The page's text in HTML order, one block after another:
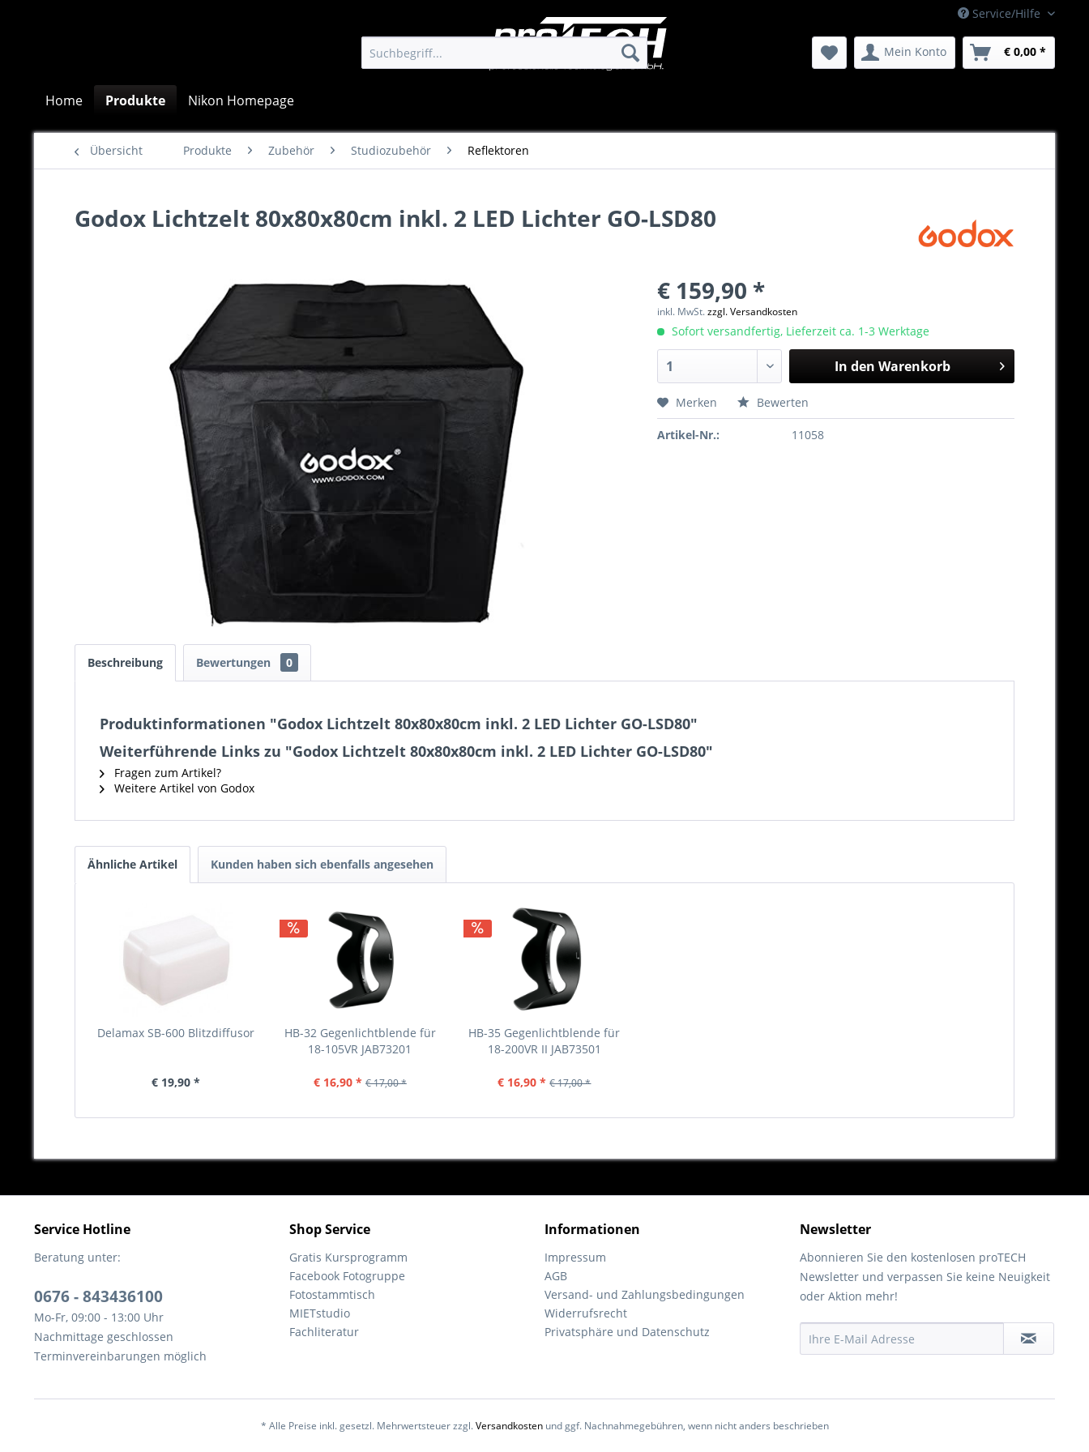
Service/Hilfe
Mein Konto € 0,00 *
Home Produkte Nikon Homepage
Übersicht Produkte Zubehör Studiozubehör Reflektoren
Godox Lichtzelt 80x80x80cm inkl. 2 LED Lichter GO-LSD80
€ 159,90 *
inkl. MwSt.zzgl. Versandkosten
Sofort versandfertig, Lieferzeit ca. 1-3 Werktage
In den Warenkorb
Merken Bewerten
Artikel-Nr.: 11058
Beschreibung Bewertungen 0
Produktinformationen "Godox Lichtzelt 80x80x80cm inkl. 2 LED Lichter GO-LSD80"
Weiterführende Links zu "Godox Lichtzelt 80x80x80cm inkl. 2 LED Lichter GO-LSD80"
Fragen zum Artikel?
Weitere Artikel von Godox
Ähnliche Artikel Kunden haben sich ebenfalls angesehen
Delamax SB-600 Blitzdiffusor
€ 19,90 *
HB-32 Gegenlichtblende für
18-105VR JAB73201
€ 16,90 * € 17,00 *
HB-35 Gegenlichtblende für
18-200VR II JAB73501
€ 16,90 * € 17,00 *
Service Hotline
Beratung unter:
0676 - 843436100
Mo-Fr, 09:00 - 13:00 Uhr
Nachmittage geschlossen
Terminvereinbarungen möglich
Shop Service
Gratis Kursprogramm
Facebook Fotogruppe
Fotostammtisch
MIETstudio
Fachliteratur
Informationen
Impressum
AGB
Versand- und Zahlungsbedingungen
Widerrufsrecht
Privatsphäre und Datenschutz
Newsletter
Abonnieren Sie den kostenlosen proTECH
Newsletter und verpassen Sie keine Neuigkeit
oder Aktion mehr!
* Alle Preise inkl. gesetzl. Mehrwertsteuer zzgl.Versandkostenund ggf. Nachnahmegebühren, wenn nicht anders beschrieben